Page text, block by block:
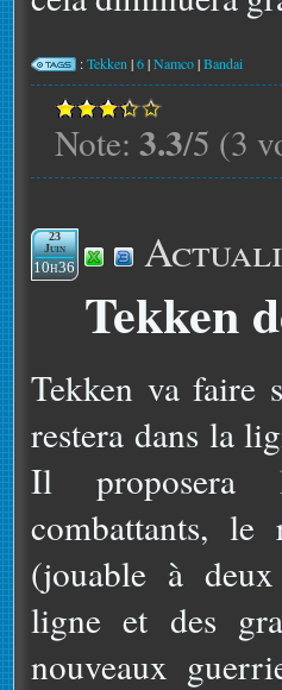
:Tekken |6|Namco|Bandai
Note: 3.3/5 (3
23
Juin
10h36
Tekken
Tekken va faire
restera dans la
Il proposera
combattants,
(jouable à
ligne et des
nouveaux